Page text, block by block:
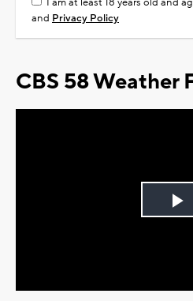
and Privacy Policy
CBS 58 Weather